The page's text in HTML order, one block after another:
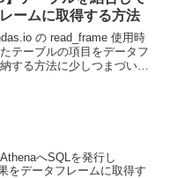
ームに取得する方法
の read_frame 使用時
テーブルの項目をデータフ
する方法に少しつまづいた
AthenaへSQLを発行し
をデータフレームに取得す